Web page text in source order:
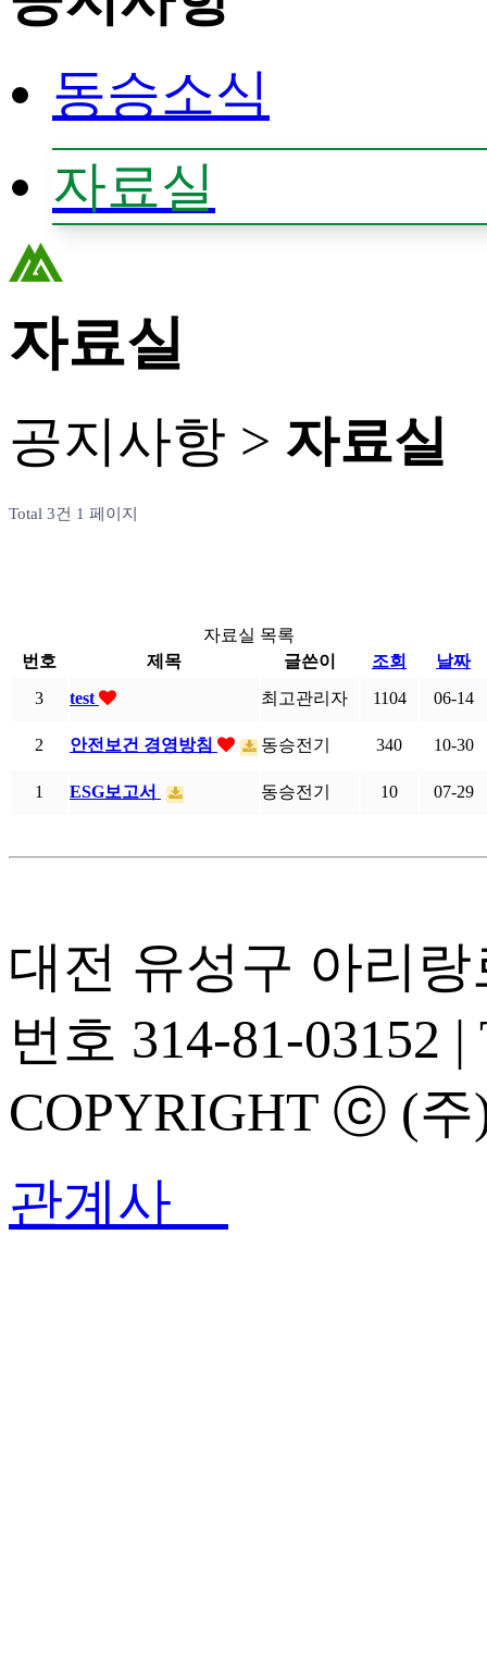
동승소식
자료실
자료실
공지사항 > 자료실
Total 3건 1 페이지
자료실 목록
번호
제목 글쓴이 조회
날짜
3
test 최고관리자 1104 06-14
2 안전보건 경영방침 동승전기 340 10-30
1 ESG보고서 동승전기 10 07-29
대전 유성구 아리
번호 314-81-03152
COPYRIGHT ⓒ (주
관계사